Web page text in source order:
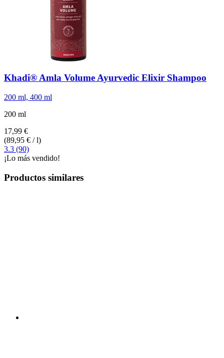
Khadi®Amla Volume Ayurvedic Elixir Shampoo
200 ml, 400 ml
200 ml
17,99 €
(89,95 € / l)
3.3 (90)
¡Lo más vendido!
Productos similares